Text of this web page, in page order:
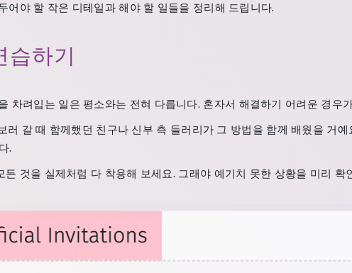
어야 할 작은 디테일과 해야 할 일들을 정리해 드립니다.
습하기
차려입는 일은 평소와는 전혀 다릅니다. 혼자서 해결하기 어려운 경우
갈 때 함께했던 친구나 신부 측 들러리가 그 방법을 함께 배웠을 거
.
것을 실제처럼 다 착용해 보세요. 그래야 예기치 못한 상황을 미리 확